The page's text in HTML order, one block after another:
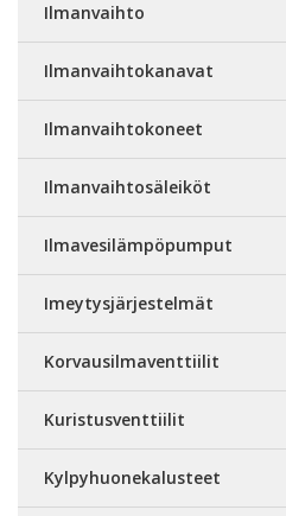
Ilmanvaihto
Ilmanvaihtokanavat
Ilmanvaihtokoneet
Ilmanvaihtosäleiköt
Ilmavesilämpöpumput
Imeytysjärjestelmät
Korvausilmaventtiilit
Kuristusventtiilit
Kylpyhuonekalusteet